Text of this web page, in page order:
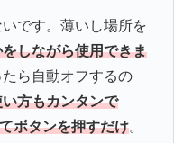
です。薄いし場所を
しながら使用できま
ら自動オフするの
い方もカンタンで
ボタンを押すだけ。